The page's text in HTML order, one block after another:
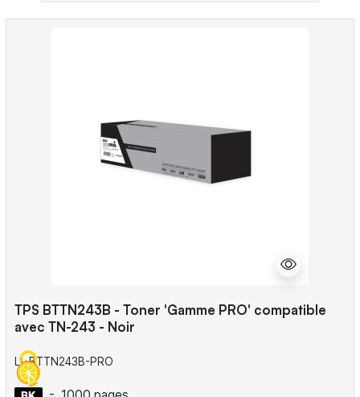
TPS BTTN243B - Toner 'Gamme PRO' compatible
avec TN-243 - Noir
L1-BTTN243B-PRO